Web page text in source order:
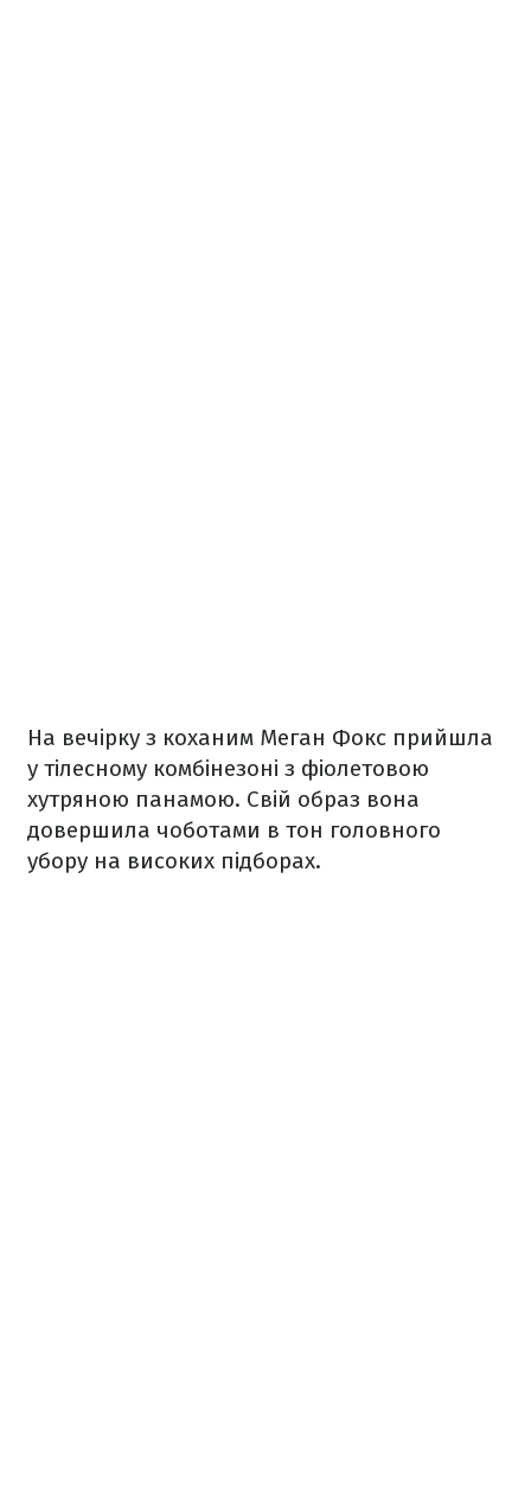
На вечірку з коханим Меган Фокс прийшла
у тілесному комбінезоні з фіолетовою
хутряною панамою. Свій образ вона
довершила чоботами в тон головного
убору на високих підборах.